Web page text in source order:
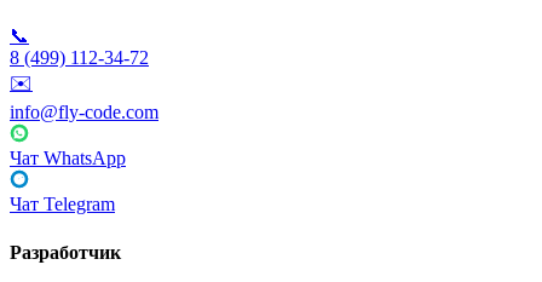
📞
8 (499) 112-34-72
✉️
info@fly-code.com
Чат WhatsApp
Чат Telegram
Разработчик